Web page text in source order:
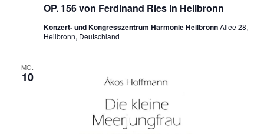
OP. 156 von Ferdinand Ries in Heilbronn
Konzert- und Kongresszentrum Harmonie HeilbronnAllee 28,
Heilbronn, Deutschland
MO.
10